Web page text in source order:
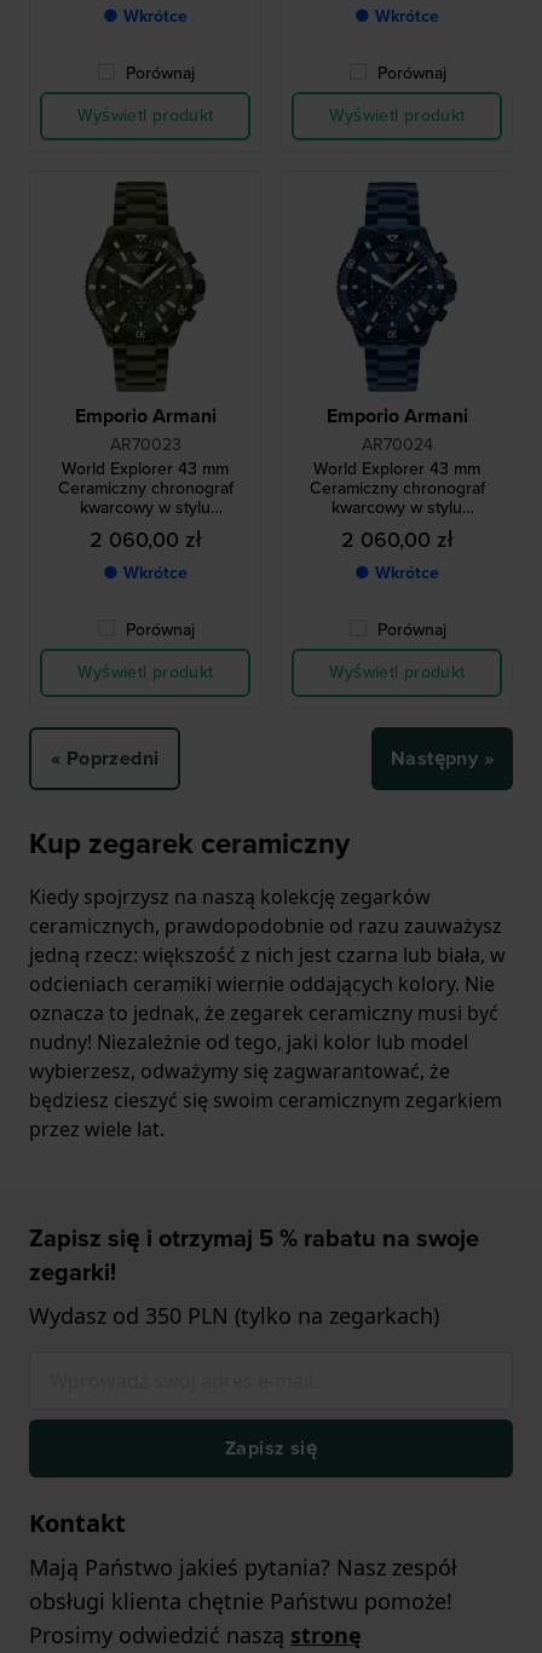
● Wkrótce
Porównaj
Wyświetl produkt
● Wkrótce
Porównaj
Wyświetl produkt
Emporio Armani
AR70023
World Explorer 43 mm
Ceramiczny chronograf
kwarcowy w stylu
nurkowym, zasilany energią
słoneczną
2 060,00 zł
● Wkrótce
Porównaj
Wyświetl produkt
Emporio Armani
AR70024
World Explorer 43 mm
Ceramiczny chronograf
kwarcowy w stylu
nurkowym, zasilany energią
słoneczną
2 060,00 zł
● Wkrótce
Porównaj
Wyświetl produkt
« Poprzedni Następny »
Kup zegarek ceramiczny
Kiedy spojrzysz na naszą kolekcję zegarków
ceramicznych, prawdopodobnie od razu zauważysz
jedną rzecz: większość z nich jest czarna lub biała, w
odcieniach ceramiki wiernie oddających kolory. Nie
oznacza to jednak, że zegarek ceramiczny musi być
nudny! Niezależnie od tego, jaki kolor lub model
wybierzesz, odważymy się zagwarantować, że
będziesz cieszyć się swoim ceramicznym zegarkiem
przez wiele lat.
Zapisz się i otrzymaj 5 % rabatu na swoje
zegarki!
Wydasz od 350 PLN (tylko na zegarkach)
Zapisz się
Kontakt
Mają Państwo jakieś pytania? Nasz zespół
obsługi klienta chętnie Państwu pomoże!
Prosimy odwiedzić naszą stronę